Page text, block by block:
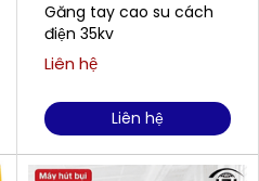
Găng tay cao su cách
điện 35kv
Liên hệ
Liên hệ